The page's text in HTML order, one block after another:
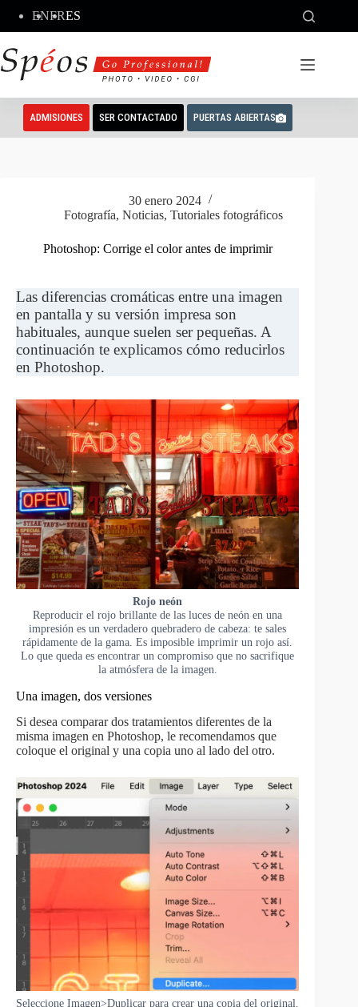
contenido
ENFRES
ADMISIONES SER CONTACTADO PUERTAS ABIERTAS
30 enero 2024
Fotografía,Noticias,Tutoriales fotográficos
Photoshop: Corrige el color antes de imprimir
Las diferencias cromáticas entre una imagen
en pantalla y su versión impresa son
habituales, aunque suelen ser pequeñas. A
continuación te explicamos cómo reducirlos
en Photoshop.
Rojo neón
Reproducir el rojo brillante de las luces de neón en una
impresión es un verdadero quebradero de cabeza: te sales
rápidamente de la gama. Es imposible imprimir un rojo así.
Lo que queda es encontrar un compromiso que no sacrifique
la atmósfera de la imagen.
Una imagen, dos versiones
Si desea comparar dos tratamientos diferentes de la
misma imagen en Photoshop, le recomendamos que
coloque el original y una copia uno al lado del otro.
Seleccione Imagen>Duplicar para crear una copia del original.